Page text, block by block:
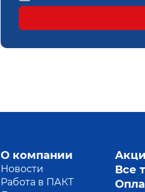
О компании
Новости
Работа в ПАКТ
Все